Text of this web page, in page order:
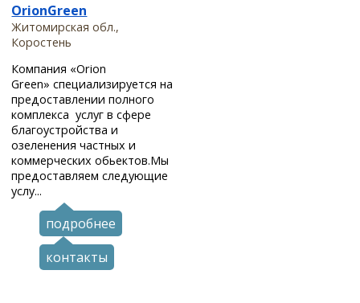
OrionGreen
Житомирская обл.,
Коростень
Компания «Orion
Green» специализируется на
предоставлении полного
комплекса услуг в сфере
благоустройства и
озеленения частных и
коммерческих обьектов.Мы
предоставляем следующие
услу...
подробнее
контакты